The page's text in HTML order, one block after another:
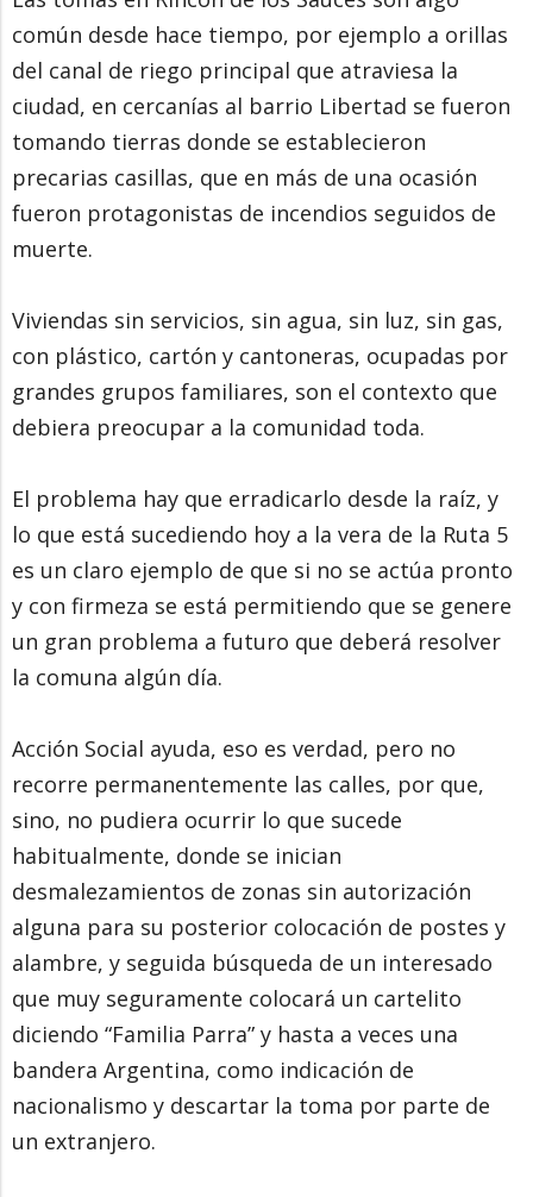
común desde hace tiempo, por ejemplo a orillas
del canal de riego principal que atraviesa la
ciudad, en cercanías al barrio Libertad se fueron
tomando tierras donde se establecieron
precarias casillas, que en más de una ocasión
fueron protagonistas de incendios seguidos de
muerte.
Viviendas sin servicios, sin agua, sin luz, sin gas,
con plástico, cartón y cantoneras, ocupadas por
grandes grupos familiares, son el contexto que
debiera preocupar a la comunidad toda.
El problema hay que erradicarlo desde la raíz, y
lo que está sucediendo hoy a la vera de la Ruta 5
es un claro ejemplo de que si no se actúa pronto
y con firmeza se está permitiendo que se genere
un gran problema a futuro que deberá resolver
la comuna algún día.
Acción Social ayuda, eso es verdad, pero no
recorre permanentemente las calles, por que,
sino, no pudiera ocurrir lo que sucede
habitualmente, donde se inician
desmalezamientos de zonas sin autorización
alguna para su posterior colocación de postes y
alambre, y seguida búsqueda de un interesado
que muy seguramente colocará un cartelito
diciendo “Familia Parra” y hasta a veces una
bandera Argentina, como indicación de
nacionalismo y descartar la toma por parte de
un extranjero.